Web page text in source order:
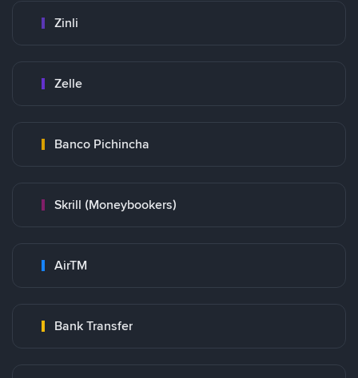
Zinli
Zelle
Banco Pichincha
Skrill (Moneybookers)
AirTM
Bank Transfer